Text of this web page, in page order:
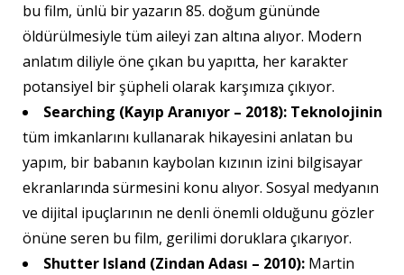
bu film, ünlü bir yazarın 85. doğum gününde
öldürülmesiyle tüm aileyi zan altına alıyor. Modern
anlatım diliyle öne çıkan bu yapıtta, her karakter
potansiyel bir şüpheli olarak karşımıza çıkıyor.
Searching (Kayıp Aranıyor – 2018): Teknolojinin
tüm imkanlarını kullanarak hikayesini anlatan bu
yapım, bir babanın kaybolan kızının izini bilgisayar
ekranlarında sürmesini konu alıyor. Sosyal medyanın
ve dijital ipuçlarının ne denli önemli olduğunu gözler
önüne seren bu film, gerilimi doruklara çıkarıyor.
Shutter Island (Zindan Adası – 2010): Martin